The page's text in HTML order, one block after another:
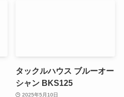
タックルハウス ブルーオー
シャン BKS125
2025年5月10日